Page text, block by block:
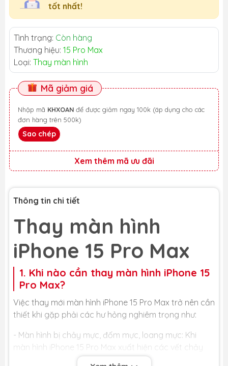
tốt nhất!
Tình trạng: Còn hàng
Thương hiệu: 15 Pro Max
Loại: Thay màn hình
Mã giảm giá
Nhập mã KHXOAN
đơn hàng trên 500k)
Sao chép
Xem thêm mã ưu đãi
Thông tin chi tiết
Thay màn hình
iPhone 15 Pro Max
1. Khi nào cần thay màn hình iPhone 15
Pro Max?
Việc thay mới màn hình iPhone 15 Pro Max trở nên cần
thiết khi gặp phải các hư hỏng nghiêm trọng như:
- Màn hình bị chảy mực, đốm mực, loang mực: Khi
màn hình iPhone 15 Pro Max xuất hiện các vết chảy
mực, đốm mực hay loang mực, đó là dấu hiệu cho